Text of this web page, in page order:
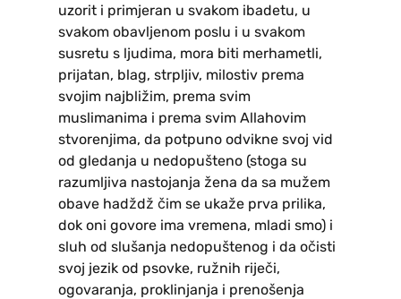
uzorit i primjeran u svakom ibadetu, u
svakom obavljenom poslu i u svakom
susretu s ljudima, mora biti merhametli,
prijatan, blag, strpljiv, milostiv prema
svojim najbližim, prema svim
muslimanima i prema svim Allahovim
stvorenjima, da potpuno odvikne svoj vid
od gledanja u nedopušteno (stoga su
razumljiva nastojanja žena da sa mužem
obave hadždž čim se ukaže prva prilika,
dok oni govore ima vremena, mladi smo) i
sluh od slušanja nedopuštenog i da očisti
svoj jezik od psovke, ružnih riječi,
ogovaranja, proklinjanja i prenošenja